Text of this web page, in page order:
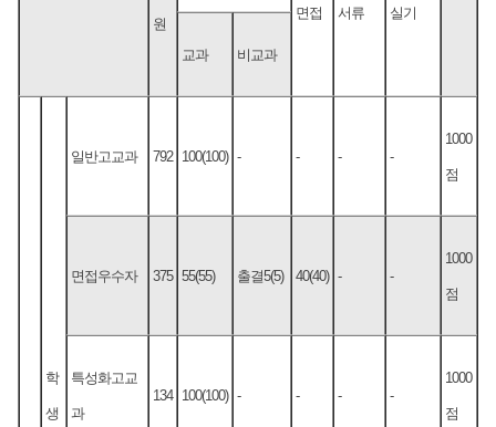
원
면접 서류 실기
교과 비교과
학
생
일반고교과 792 100(100) - - - -
1000
점
면접우수자 375 55(55) 출결5(5) 40(40) - -
1000
점
특성화고교
과
134 100(100) - - - -
1000
점